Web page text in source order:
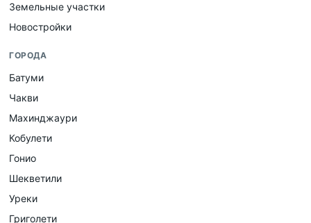
Земельные участки
Новостройки
ГОРОДА
Батуми
Чакви
Махинджаури
Кобулети
Гонио
Шекветили
Уреки
Григолети